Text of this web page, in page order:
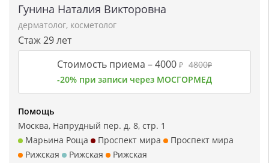
Гунина Наталия Викторовна
дерматолог, косметолог
Стаж 29 лет
Стоимость приема –4000 ₽ 4800₽
-20% при записи через МОСГОРМЕД
Помощь
Москва, Напрудный пер. д. 8, стр. 1
Марьина Роща
Проспект мира
Проспект мира
Рижская
Рижская
Рижская